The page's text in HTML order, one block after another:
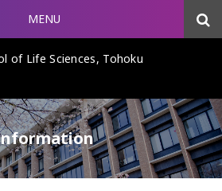
MENU
of Life Sciences, Tohoku